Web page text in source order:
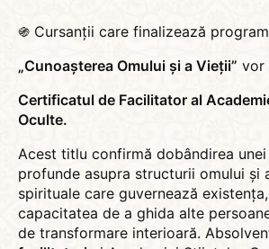
֍ Cursanții care finalizează
„Cunoașterea Omului și a Vieții” vor
Certificatul de Facilitator al
Oculte.
Acest titlu confirmă dobândirea
profunde asupra structurii omului și
spirituale care guvernează
capacitatea de a ghida alte
de transformare interioară.